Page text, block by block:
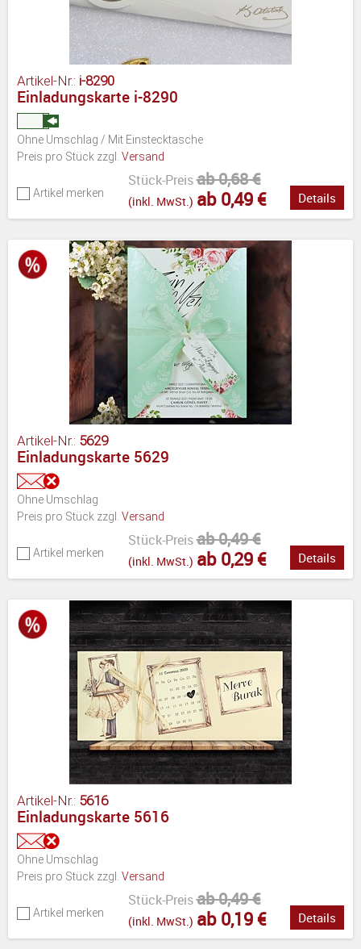
Artikel-Nr.: i-8290
Einladungskarte i-8290
Ohne Umschlag / Mit Einstecktasche
Preis pro Stück zzgl. Versand
Artikel merken
Stück-Preisab 0,68 €
(inkl. MwSt.) ab 0,49 € Details
Artikel-Nr.: 5629
Einladungskarte 5629
Ohne Umschlag
Preis pro Stück zzgl. Versand
Artikel merken
Stück-Preisab 0,49 €
(inkl. MwSt.) ab 0,29 € Details
Artikel-Nr.: 5616
Einladungskarte 5616
Ohne Umschlag
Preis pro Stück zzgl. Versand
Artikel merken
Stück-Preisab 0,49 €
(inkl. MwSt.) ab 0,19 € Details